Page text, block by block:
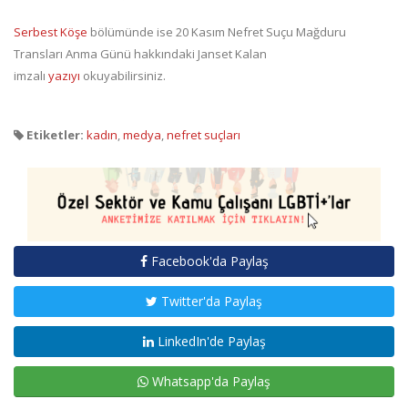
Serbest Köşe bölümünde ise 20 Kasım Nefret Suçu Mağduru
Transları Anma Günü hakkındaki Janset Kalan
imzalı yazıyı okuyabilirsiniz.
Etiketler: kadın,medya,nefret suçları
Facebook'da Paylaş
Twitter'da Paylaş
LinkedIn'de Paylaş
Whatsapp'da Paylaş